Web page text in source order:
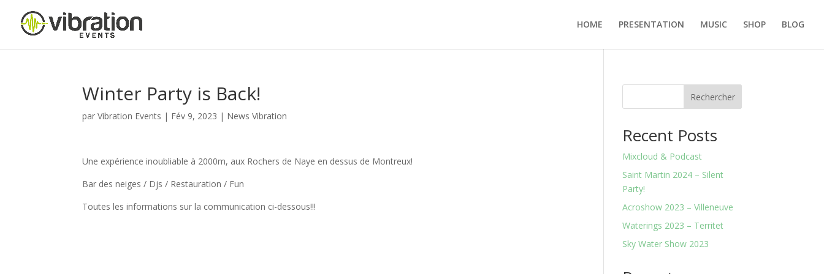
HOME PRESENTATION MUSIC SHOP BLOG
Winter Party is Back!
parVibration Events | Fév 9, 2023 | News Vibration
Une expérience inoubliable à 2000m, aux Rochers de Naye en dessus de Montreux!
Bar des neiges / Djs / Restauration / Fun
Toutes les informations sur la communication ci-dessous!!!
Rechercher
Recent Posts
Mixcloud & Podcast
Saint Martin 2024 – Silent
Party!
Acroshow 2023 – Villeneuve
Waterings 2023 – Territet
Sky Water Show 2023